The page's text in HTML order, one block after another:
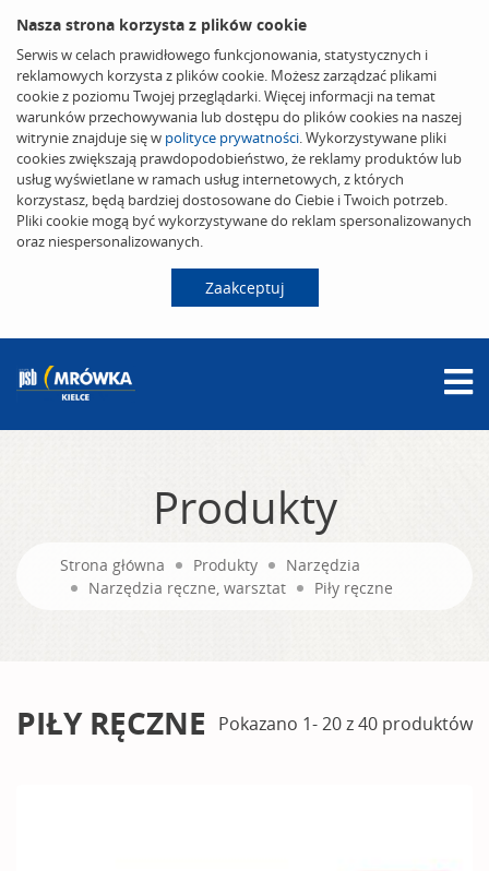
Nasza strona korzysta z plików cookie
Serwis w celach prawidłowego funkcjonowania, statystycznych i
reklamowych korzysta z plików cookie. Możesz zarządzać plikami
cookie z poziomu Twojej przeglądarki. Więcej informacji na temat
warunków przechowywania lub dostępu do plików cookies na naszej
witrynie znajduje się w polityce prywatności. Wykorzystywane pliki
cookies zwiększają prawdopodobieństwo, że reklamy produktów lub
usług wyświetlane w ramach usług internetowych, z których
korzystasz, będą bardziej dostosowane do Ciebie i Twoich potrzeb.
Pliki cookie mogą być wykorzystywane do reklam spersonalizowanych
oraz niespersonalizowanych.
Zaakceptuj
Produkty
Strona główna Produkty
Narzędzia
Narzędzia ręczne, warsztat
Piły ręczne
PIŁY RĘCZNE Pokazano 1- 20 z 40 produktów